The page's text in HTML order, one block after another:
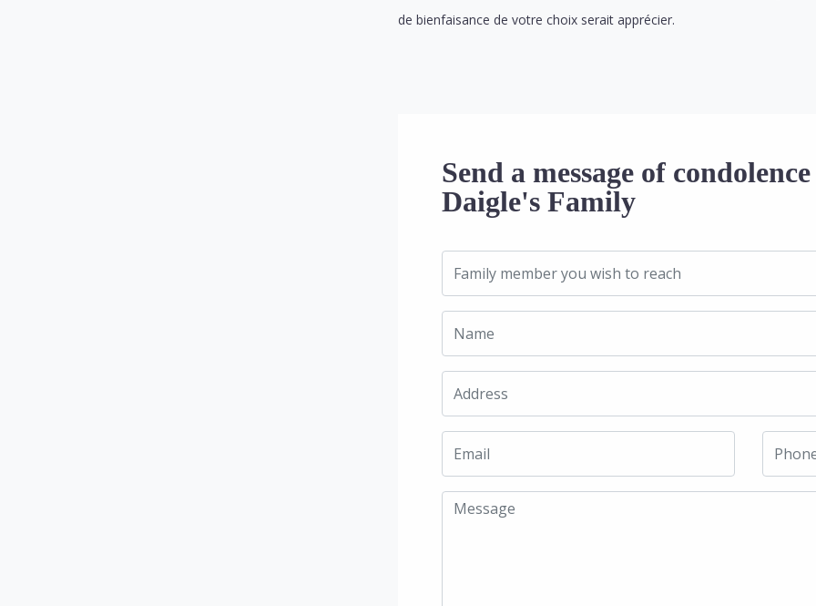
de bienfaisance de votre choix serait apprécier.
Send a message of
Daigle's Family